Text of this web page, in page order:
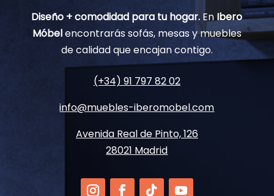
Diseño + comodidad para tu hogar. EnIbero
Móbelencontrarás sofás, mesas y muebles
de calidad que encajan contigo.
(+34) 91 797 82 02
info@muebles-iberomobel.com
Avenida Real de Pinto, 126
28021 Madrid